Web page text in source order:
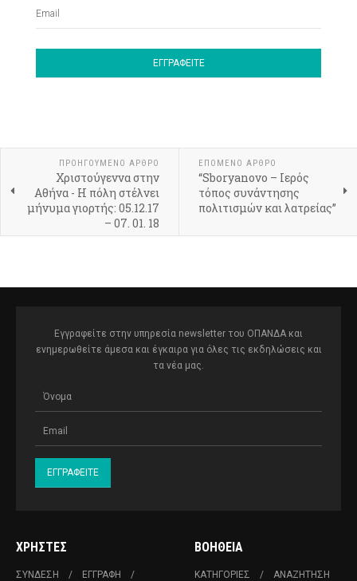
ΠΡΟΗΓΟΎΜΕΝΟ ΆΡΘΡΟ
Χριστούγεννα στην
Αθήνα - Η πόλη στέλνει
μήνυμα γιορτής: 05.12.17
– 07. 01. 18
ΕΠΌΜΕΝΟ ΆΡΘΡΟ
“Sboryanovo – Ιερός
τόπος συνάντησης
πολιτισμών και λατρείας”
Εγγραφείτε στην υπηρεσία newsletter του ΟΠΑΝΔΑ και
ενημερωθείτε άμεσα και έγκαιρα για όλες τις εκδηλώσεις και
τα νέα μας.
ΧΡΉΣΤΕΣ
ΣΎΝΔΕΣΗ
ΕΓΓΡΑΦΉ
ΒΟΉΘΕΙΑ
ΚΑΤΗΓΟΡΊΕΣ ΑΝΑΖΉΤΗΣΗ